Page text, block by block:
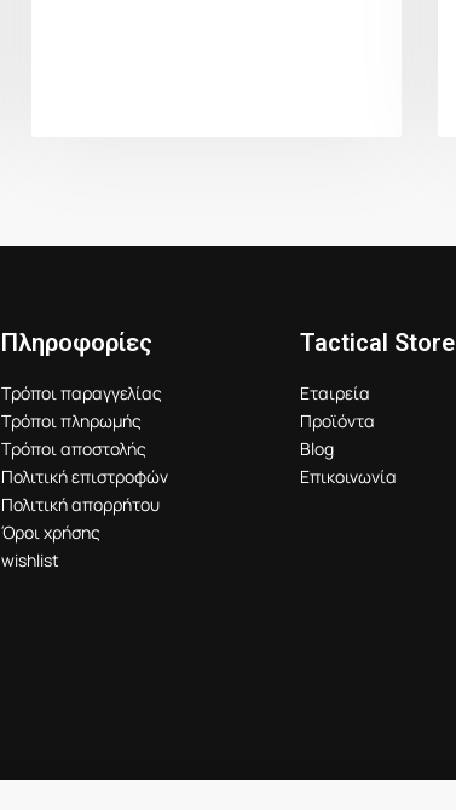
Πληροφορίες
Τρόποι παραγγελίας
Τρόποι πληρωμής
Τρόποι αποστολής
Πολιτική επιστροφών
Πολιτική απορρήτου
Όροι χρήσης
wishlist
Tactical Store
Εταιρεία
Προϊόντα
Blog
Επικοινωνία